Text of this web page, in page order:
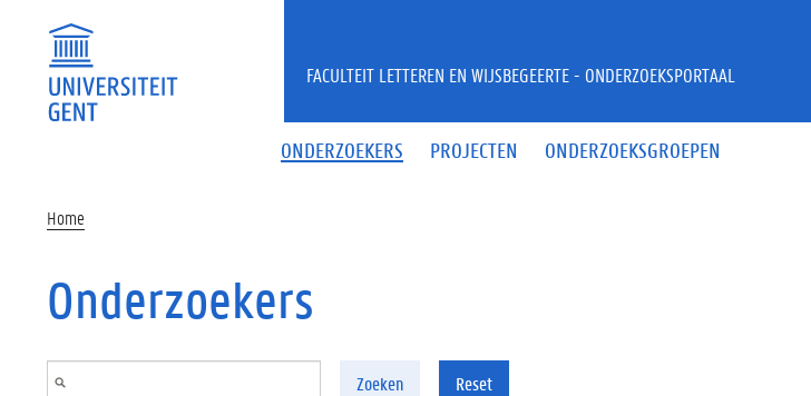
ONDERZOEKERS PROJECTEN ONDERZOEKSGROEPEN
FACULTEIT LETTEREN EN WIJSBEGEERTE - ONDERZOEKSPORTAAL
Home
Onderzoekers
Zoeken Reset